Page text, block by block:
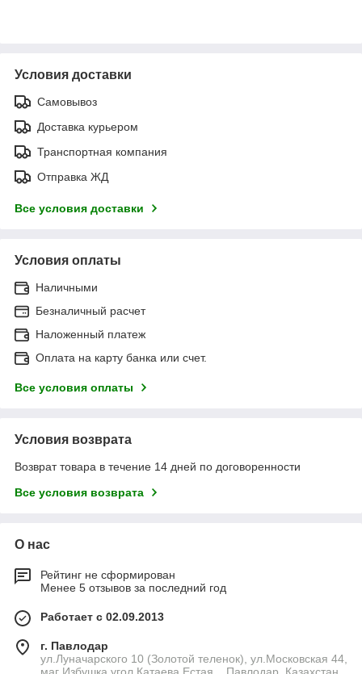
Условия доставки
Самовывоз
Доставка курьером
Транспортная компания
Отправка ЖД
Все условия доставки
Условия оплаты
Наличными
Безналичный расчет
Наложенный платеж
Оплата на карту банка или счет.
Все условия оплаты
Условия возврата
Возврат товара в течение 14 дней по договоренности
Все условия возврата
О нас
Рейтинг не сформирован
Менее 5 отзывов за последний год
Работает с 02.09.2013
г. Павлодар
ул.Луначарского 10 (Золотой теленок), ул.Московская 44,
маг Избушка угол Катаева Естая. , Павлодар, Казахстан